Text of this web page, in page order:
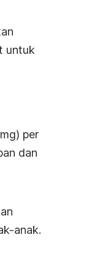
untuk
per
dan
anak.